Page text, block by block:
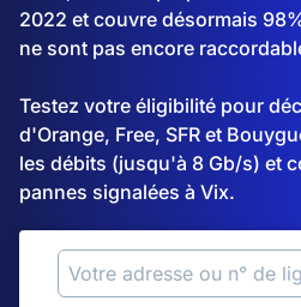
2022 et couvre désormais
ne sont pas encore
Testez votre éligibilité pour
d'Orange, Free, SFR et
les débits (jusqu'à 8 Gb/s) et
pannes signalées à Vix.